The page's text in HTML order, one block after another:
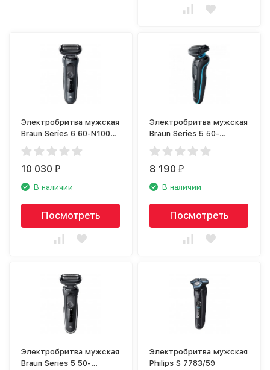
Электробритва мужская
Braun Series 6 60-N1000s
Noire
10 030₽
В наличии
Посмотреть
Электробритва мужская
Braun Series 5 50-
M1000s Mint
8 190₽
В наличии
Посмотреть
Электробритва мужская
Braun Series 5 50-
Электробритва мужская
Philips S 7783/59